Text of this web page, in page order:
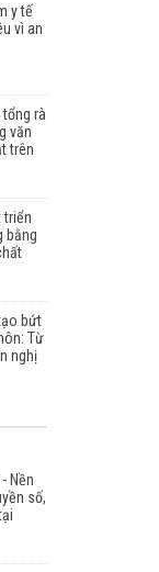
y tế
vì an
rà
văn
trên
triển
bằng
bứt
Từ
nghị
Nền
số,